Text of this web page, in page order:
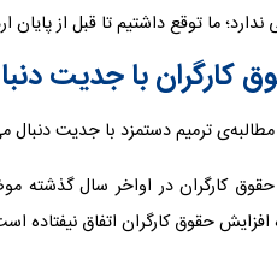
ما توقع داشتیم تا قبل از
کارگران با جدیت
دستمزد با جدیت دنبال می‌شود و چون مزد ۱۴۰۳ بدون امضای نمایندگان
کارگران در اواخر سال گذشته
حقوق کارگران اتفاق نیفتاده